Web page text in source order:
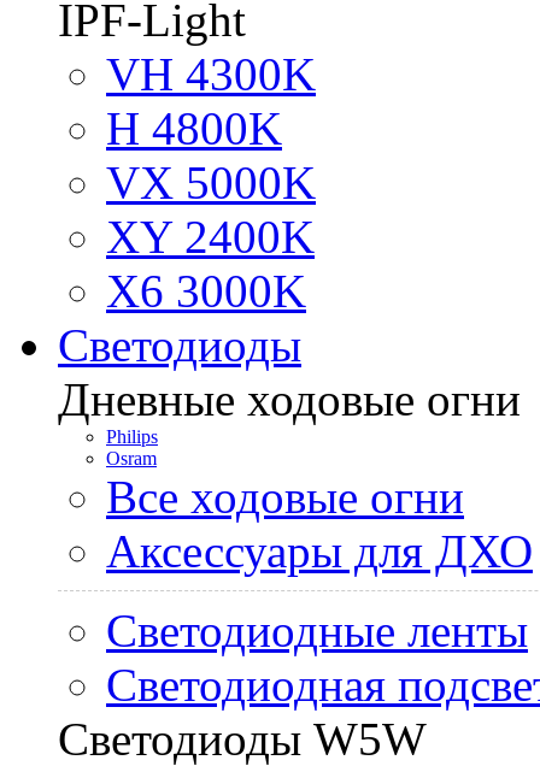
IPF-Light
VH 4300K
H 4800K
VX 5000K
XY 2400K
X6 3000K
Светодиоды
Дневные ходовые огни
Philips
Osram
Все ходовые огни
Аксессуары для ДХО
Светодиодные ленты
Светодиодная
Светодиоды W5W